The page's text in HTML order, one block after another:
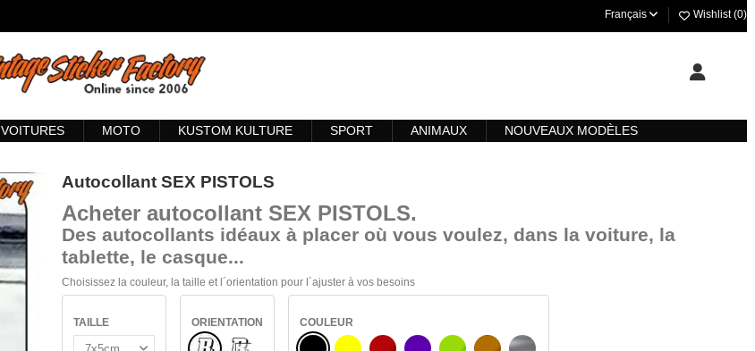
Français Wishlist (0)
VOITURES MOTO KUSTOM KULTURE SPORT ANIMAUX NOUVEAUX MODÈLES
Autocollant SEX PISTOLS
Acheter autocollant SEX PISTOLS.
Des autocollants idéaux à placer où vous voulez, dans la voiture, la
tablette, le casque...
Choisissez la couleur, la taille et l´orientation pour l´ajuster à vos besoins
TAILLE
ORIENTATION
NormalVERRE INTÉRIEUR
COULEUR
NOIR
JAUNE BOURGOGNE
VIOLET VERT CLAIRNOISETTEARGENT